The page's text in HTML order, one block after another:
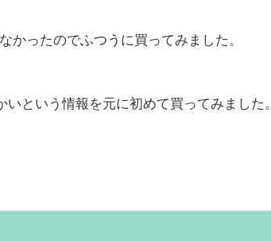
かったのでふつうに買ってみました。
という情報を元に初めて買ってみました。